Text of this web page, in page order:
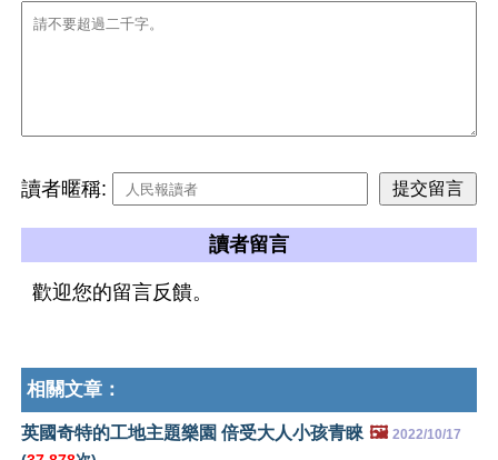
讀者暱稱:
讀者留言
歡迎您的留言反饋。
相關文章：
英國奇特的工地主題樂園 倍受大人小孩青睞 🖼️ 2022/10/17